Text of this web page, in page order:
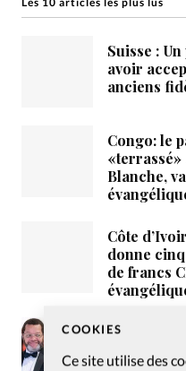
COOKIES
Ce site utilise des
Suisse :
avoir
anciens
Congo: le
«terrassé»
Blanche,
Côte
donne
de francs
Le
Tunasi fait